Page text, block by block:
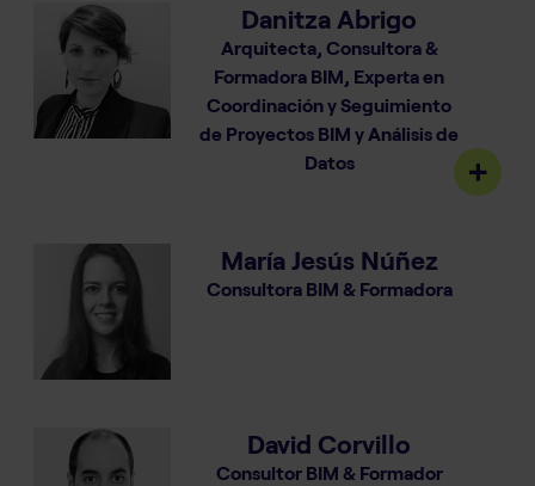
Danitza Abrigo
Arquitecta, Consultora &
Formadora BIM, Experta en
Coordinación y Seguimiento
de Proyectos BIM y Análisis de
Datos
María Jesús Núñez
Consultora BIM & Formadora
David Corvillo
Consultor BIM & Formador